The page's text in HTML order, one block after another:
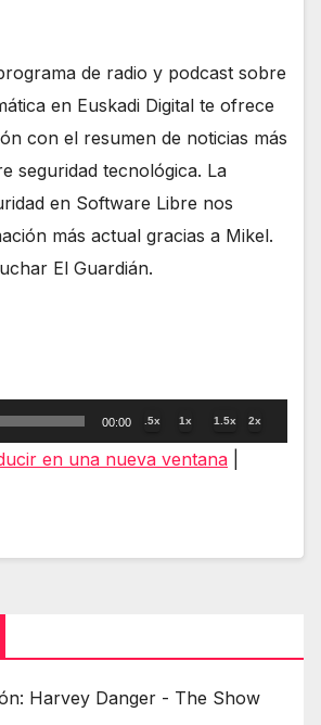
de radio y podcast sobre
en Euskadi Digital te ofrece
con el resumen de noticias más
seguridad tecnológica. La
en Software Libre nos
más actual gracias a Mikel.
El Guardián.
00:00 .5x 1x 1.5x 2x
en una nueva ventana
Harvey Danger - The Show